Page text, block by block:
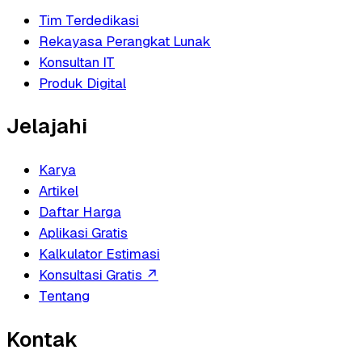
Tim Terdedikasi
Rekayasa Perangkat Lunak
Konsultan IT
Produk Digital
Jelajahi
Karya
Artikel
Daftar Harga
Aplikasi Gratis
Kalkulator Estimasi
Konsultasi Gratis ↗
Tentang
Kontak